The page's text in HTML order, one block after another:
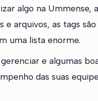
algo na Ummense,
arquivos, as tags são
uma lista enorme.
e algumas
das suas